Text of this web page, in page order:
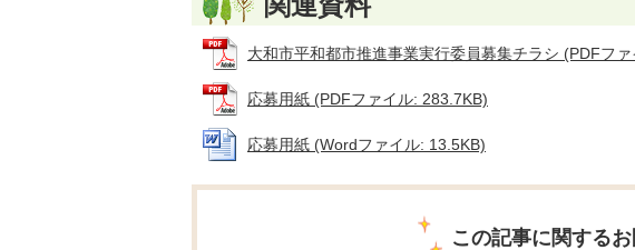
大和市平和都市推進事業実行委員募集チラシ (PDFフ
応募用紙 (PDFファイル: 283.7KB)
応募用紙 (Wordファイル: 13.5KB)
この記事に関する